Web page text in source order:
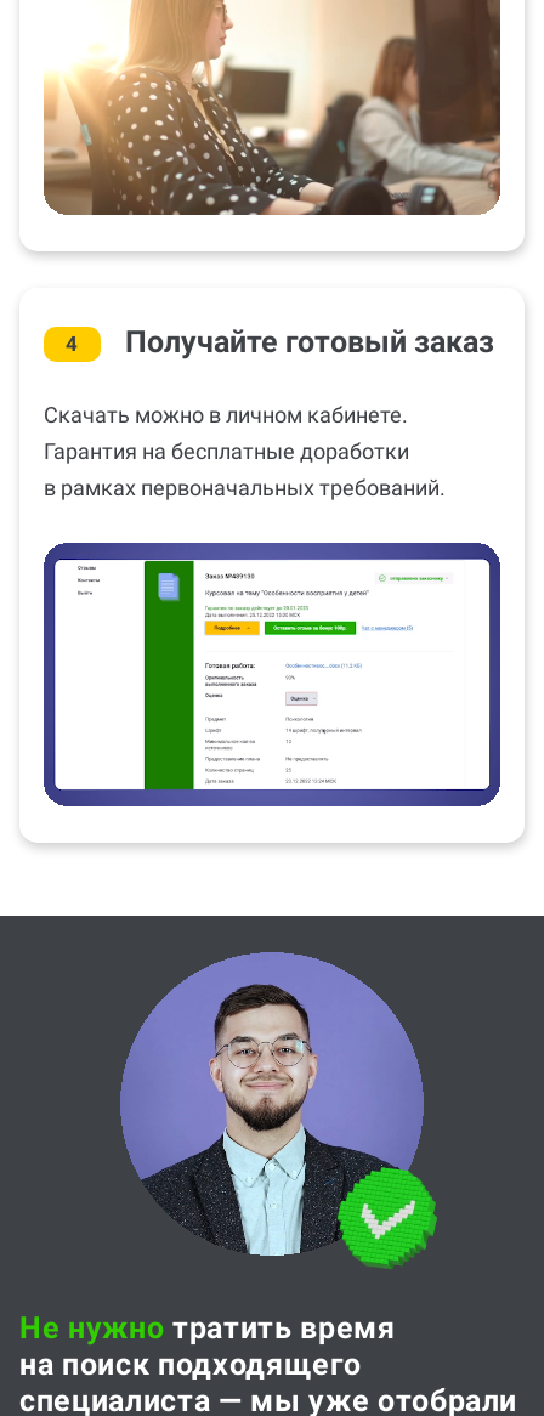
4 Получайте готовый заказ
Скачать можно в личном кабинете.
Гарантия на бесплатные доработки
в рамках первоначальных требований.
Не нужно тратить время
на поиск подходящего
специалиста — мы уже отобрали